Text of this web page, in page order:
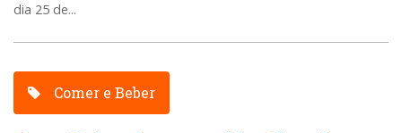
dia 25 de...
Comer e Beber